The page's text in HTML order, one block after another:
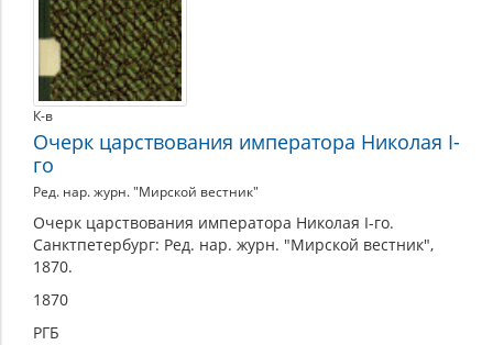
К-в
Очерк царствования императора Николая I-
го
Ред. нар. журн. "Мирской вестник"
Очерк царствования императора Николая I-го.
Санктпетербург: Ред. нар. журн. "Мирской вестник",
1870.
1870
РГБ